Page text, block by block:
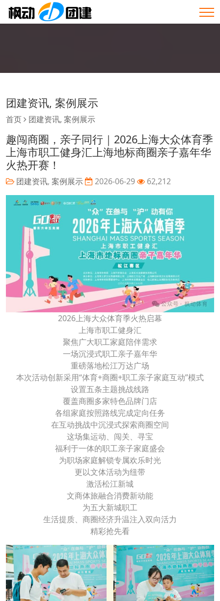
团建资讯, 案例展示
首页 团建资讯, 案例展示
趣闯商圈，亲子同行｜2026上海大众体育季
上海市职工健身汇上海地标商圈亲子嘉年华
火热开赛！
团建资讯, 案例展示 2026-06-29 62,212
2026上海大众体育季火热启幕
上海市职工健身汇
聚焦广大职工家庭陪伴需求
一场沉浸式职工亲子嘉年华
重磅落地松江万达广场
本次活动创新采用“体育+商圈+职工亲子家庭互动”模式
设置五条主题挑战线路
覆盖商圈多家特色品牌门店
各组家庭按照路线完成定向任务
在互动挑战中沉浸式探索商圈空间
这场集运动、闯关、寻宝
福利于一体的职工亲子家庭盛会
为职场家庭解锁专属欢乐时光
更以文体活动为纽带
激活松江新城
文商体旅融合消费新动能
为五大新城职工
生活提质、商圈经济升温注入双向活力
精彩抢先看